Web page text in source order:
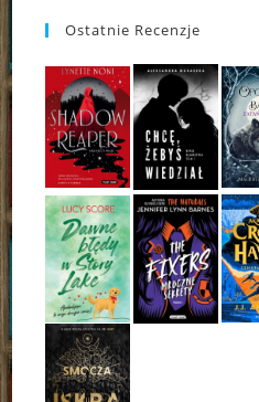
Ostatnie Recenzje